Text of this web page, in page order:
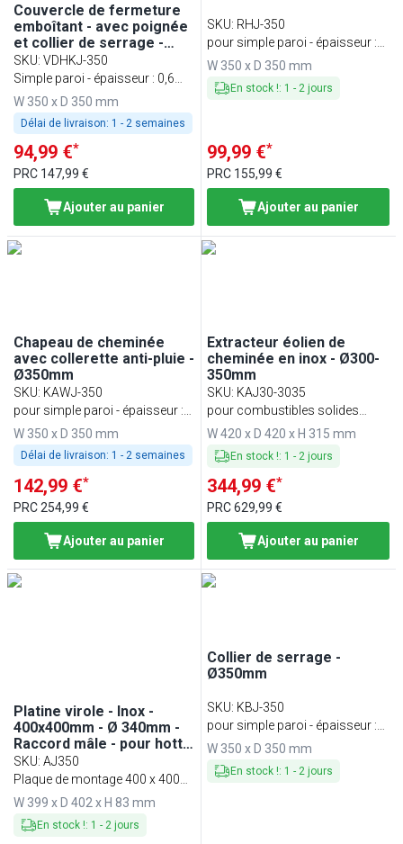
Couvercle de fermeture
emboîtant - avec poignée
et collier de serrage -
Ø350mm
SKU: VDHKJ-350
Simple paroi - épaisseur : 0,6
mm
W 350 x D 350 mm
Délai de livraison: 1 - 2 semaines
94,99 €*
PRC 147,99 €
Ajouter au panier
SKU: RHJ-350
pour simple paroi - épaisseur :
0,6 mm
W 350 x D 350 mm
En stock !: 1 - 2 jours
99,99 €*
PRC 155,99 €
Ajouter au panier
Chapeau de cheminée
avec collerette anti-pluie -
Ø350mm
SKU: KAWJ-350
pour simple paroi - épaisseur :
0,6 mm
W 350 x D 350 mm
Délai de livraison: 1 - 2 semaines
142,99 €*
PRC254,99 €
Ajouter au panier
Extracteur éolien de
cheminée en inox - Ø300-
350mm
SKU: KAJ30-3035
pour combustibles solides
jusqu'à 600 °C
W 420 x D 420 x H 315 mm
En stock !: 1 - 2 jours
344,99 €*
PRC629,99 €
Ajouter au panier
Platine virole - Inox -
400x400mm - Ø 340mm -
Raccord mâle - pour hotte
professionnelle
SKU: AJ350
Plaque de montage 400 x 400
mm
W 399 x D 402 x H 83 mm
En stock !: 1 - 2 jours
Collier de serrage -
Ø350mm
SKU: KBJ-350
pour simple paroi - épaisseur :
0,6 mm
W 350 x D 350 mm
En stock !: 1 - 2 jours